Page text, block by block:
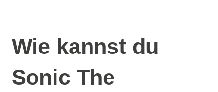
Wie kannst du
Sonic The